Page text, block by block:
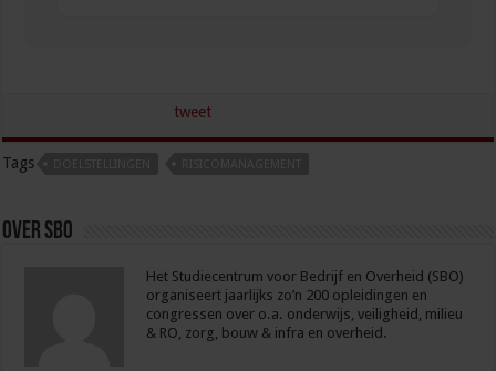
tweet
Tags
Over sbo
Het Studiecentrum voor Bedrijf en Overheid (SBO)
organiseert jaarlijks zo’n 200 opleidingen en
congressen over o.a. onderwijs, veiligheid, milieu
& RO, zorg, bouw & infra en overheid.